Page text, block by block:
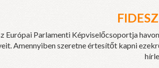
Európai Parlamenti Képviselőcsoportja
Amennyiben szeretne értesítőt kapni